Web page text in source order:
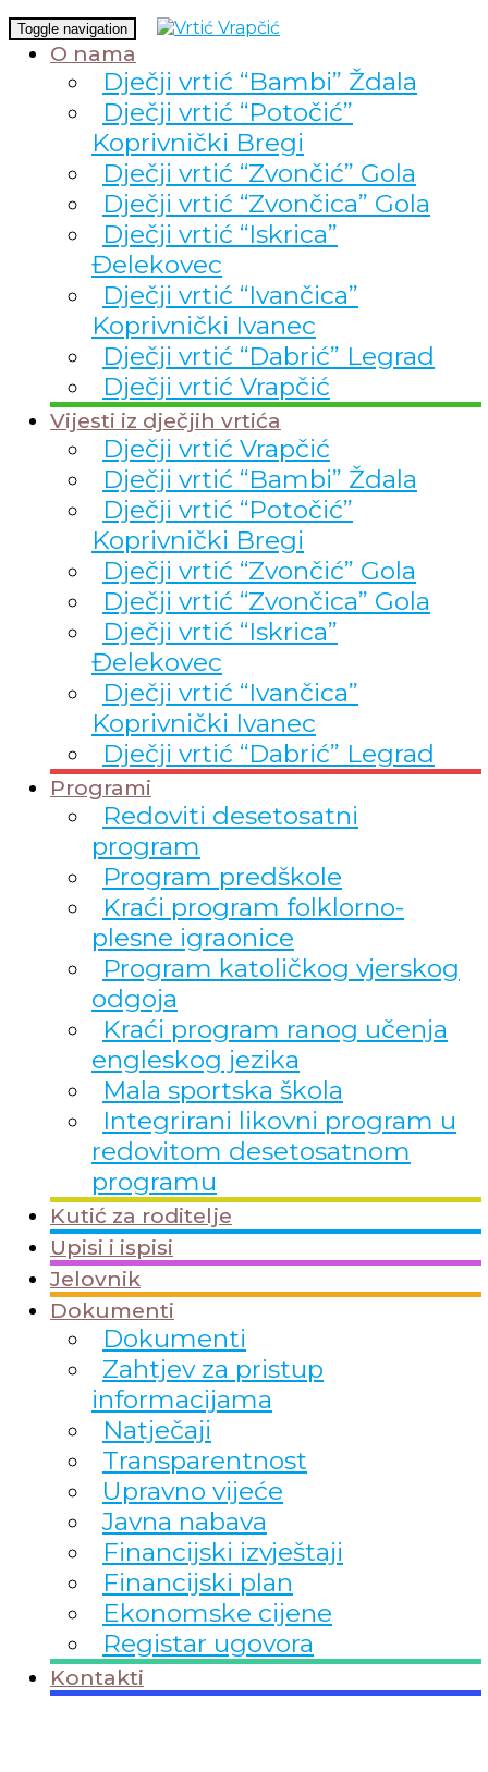
Toggle navigation
O nama
Dječji vrtić “Bambi” Ždala
Dječji vrtić “Potočić”
Koprivnički Bregi
Dječji vrtić “Zvončić” Gola
Dječji vrtić “Zvončica” Gola
Dječji vrtić “Iskrica”
Đelekovec
Dječji vrtić “Ivančica”
Koprivnički Ivanec
Dječji vrtić “Dabrić” Legrad
Dječji vrtić Vrapčić
Vijesti iz dječjih vrtića
Dječji vrtić Vrapčić
Dječji vrtić “Bambi” Ždala
Dječji vrtić “Potočić”
Koprivnički Bregi
Dječji vrtić “Zvončić” Gola
Dječji vrtić “Zvončica” Gola
Dječji vrtić “Iskrica”
Đelekovec
Dječji vrtić “Ivančica”
Koprivnički Ivanec
Dječji vrtić “Dabrić” Legrad
Programi
Redoviti desetosatni
program
Program predškole
Kraći program folklorno-
plesne igraonice
Program katoličkog vjerskog
odgoja
Kraći program ranog učenja
engleskog jezika
Mala sportska škola
Integrirani likovni program u
redovitom desetosatnom
programu
Kutić za roditelje
Upisi i ispisi
Jelovnik
Dokumenti
Dokumenti
Zahtjev za pristup
informacijama
Natječaji
Transparentnost
Upravno vijeće
Javna nabava
Financijski izvještaji
Financijski plan
Ekonomske cijene
Registar ugovora
Kontakti